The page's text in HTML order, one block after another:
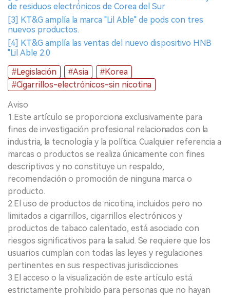
de residuos electrónicos de Corea del Sur
[3] KT&G amplía la marca "Lil Able" de pods con tres
nuevos productos.
[4] KT&G amplía las ventas del nuevo dispositivo HNB
"Lil Able 2.0
#Legislación
#Asia
#Korea
#Cigarrillos-electrónicos-sin nicotina
Aviso
1.Este artículo se proporciona exclusivamente para
fines de investigación profesional relacionados con la
industria, la tecnología y la política. Cualquier referencia a
marcas o productos se realiza únicamente con fines
descriptivos y no constituye un respaldo,
recomendación o promoción de ninguna marca o
producto.
2.El uso de productos de nicotina, incluidos pero no
limitados a cigarrillos, cigarrillos electrónicos y
productos de tabaco calentado, está asociado con
riesgos significativos para la salud. Se requiere que los
usuarios cumplan con todas las leyes y regulaciones
pertinentes en sus respectivas jurisdicciones.
3.El acceso o la visualización de este artículo está
estrictamente prohibido para personas que no hayan